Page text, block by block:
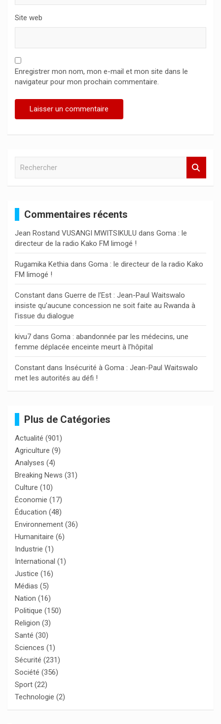
Site web
Enregistrer mon nom, mon e-mail et mon site dans le
navigateur pour mon prochain commentaire.
c
h
e
r
Commentaires récents
Jean Rostand VUSANGI MWITSIKULU dans Goma : le
directeur de la radio Kako FM limogé !
Rugamika Kethia dans Goma : le directeur de la radio Kako
FM limogé !
Constant dans Guerre de l’Est : Jean-Paul Waitswalo
insiste qu’aucune concession ne soit faite au Rwanda à
l’issue du dialogue
kivu7 dans Goma : abandonnée par les médecins, une
femme déplacée enceinte meurt à l’hôpital
Constant dans Insécurité à Goma : Jean-Paul Waitswalo
met les autorités au défi !
Plus de Catégories
Actualité (901)
Agriculture (9)
Analyses (4)
Breaking News (31)
Culture (10)
Économie (17)
Éducation (48)
Environnement (36)
Humanitaire (6)
Industrie (1)
International (1)
Justice (16)
Médias (5)
Nation (16)
Politique (150)
Religion (3)
Santé (30)
Sciences (1)
Sécurité (231)
Société (356)
Sport (22)
Technologie (2)